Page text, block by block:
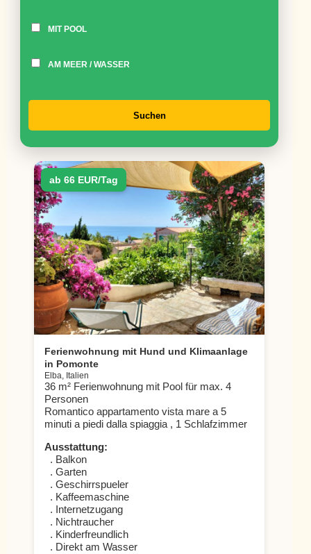
MIT POOL
AM MEER / WASSER
Suchen
ab 66 EUR/Tag
Ferienwohnung mit Hund und Klimaanlage
in Pomonte
Elba, Italien
36 m² Ferienwohnung mit Pool für max. 4
Personen
Romantico appartamento vista mare a 5
minuti a piedi dalla spiaggia , 1 Schlafzimmer
Ausstattung:
. Balkon
. Garten
. Geschirrspueler
. Kaffeemaschine
. Internetzugang
. Nichtraucher
. Kinderfreundlich
. Direkt am Wasser